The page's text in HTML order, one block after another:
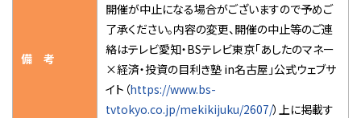
備 考
開催が中止になる場合がございますので予めご
了承ください。内容の変更、開催の中止等のご連
絡はテレビ愛知・BSテレビ東京「あしたのマネー
×経済・投資の目利き塾 in名古屋」公式ウェブサ
イト（https://www.bs-
tvtokyo.co.jp/mekikijuku/2607/）上に掲載す